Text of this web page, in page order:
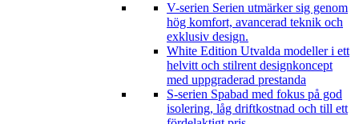
V-serien Serien utmärker sig genom
hög komfort, avancerad teknik och
exklusiv design.
White Edition Utvalda modeller i ett
helvitt och stilrent designkoncept
med uppgraderad prestanda
S-serien Spabad med fokus på god
isolering, låg driftkostnad och till ett